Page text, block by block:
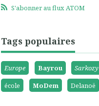
S'abonner au flux ATOM
Tags populaires
Europe Bayrou Sarkozy
école
MoDem Delanoë